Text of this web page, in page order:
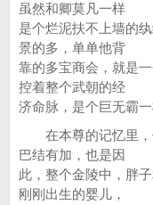
虽然和卿莫凡一样
是个烂泥扶不上墙的
景的多，单单他背
靠的多宝商会，就是
控着整个武朝的经
济命脉，是个巨无霸一
在本尊的记忆里，
巴结有加，也是因
此，整个金陵中，胖
刚刚出生的婴儿，